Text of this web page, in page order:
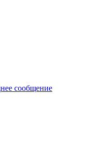
сообщение